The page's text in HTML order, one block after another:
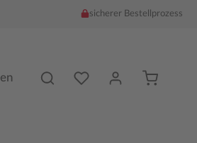
sicherer Bestellprozess
Du hast %counter%